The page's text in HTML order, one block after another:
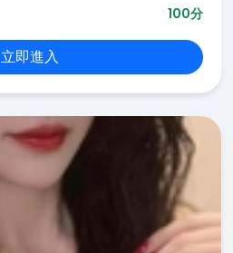
100分
立即進入